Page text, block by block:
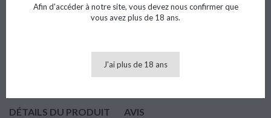
 Ajouter au panier
DÉTAILS DU PRODUIT AVIS
Afin d'accéder à notre site, vous devez nous confirmer que
vous avez plus de 18 ans.
J'ai plus de 18 ans